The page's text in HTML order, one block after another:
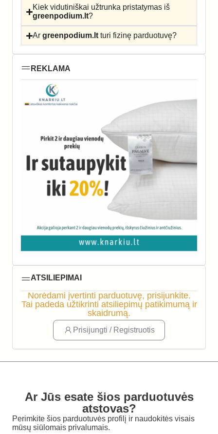
Kiek vidutiniškai užtrunka pristatymas iš
greenpodium.lt?
Argreenpodium.lt turi fizinę parduotuvę?
REKLAMA
ATSILIEPIMAI
Norėdami įvertinti parduotuvę, prisijunkite.
Tai padeda užtikrinti atsiliepimų patikimumą ir
skaidrumą.
Prisijungti / Registruotis
Ar Jūs esate šios parduotuvės
atstovas?
Perimkite šios parduotuvės profilį ir naudokitės visais
mūsų siūlomais privalumais.